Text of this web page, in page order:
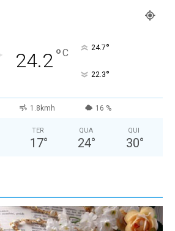
24.2°C 24.7°
22.3°
1.8kmh 16 %
TER
17°
QUA
24°
QUI
30°